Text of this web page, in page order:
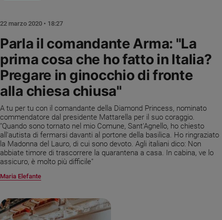
Fede
e
spiritualità
Santi
Devozione
e
fede
Parola
del
giorno
Santo
del
giorno
e
valori
Parla il comandante Arma: "La
prima cosa che ho fatto in Italia?
Pregare in ginocchio di fronte
alla chiesa chiusa"
A tu per tu con il comandante della Diamond Princess, nominato
commendatore dal presidente Mattarella per il suo coraggio.
"Quando sono tornato nel mio Comune, Sant'Agnello, ho chiesto
all'autista di fermarsi davanti al portone della basilica. Ho ringraziato
la Madonna del Lauro, di cui sono devoto. Agli italiani dico: Non
abbiate timore di trascorrere la quarantena a casa. In cabina, ve lo
assicuro, è molto più difficile"
Maria Elefante
22 marzo 2020 • 18:27